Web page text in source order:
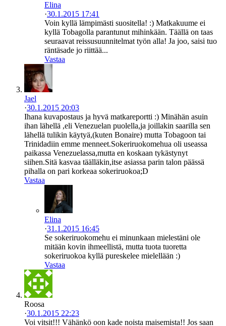
Elina
·30.1.2015 17:41
Voin kyllä lämpimästi suositella! :) Matkakuume ei
kyllä Tobagolla parantunut mihinkään. Täällä on taas
seuraavat reissusuunnitelmat työn alla! Ja joo, saisi tuo
räntäsade jo riittää...
Vastaa
Jael
·30.1.2015 20:03
Ihana kuvapostaus ja hyvä matkareportti :) Minähän asuin
ihan lähellä ,eli Venezuelan puolella,ja joillakin saarilla sen
lähellä tulikin käytyä,(kuten Bonaire) mutta Tobagoon tai
Trinidadiin emme menneet.Sokeriruokomehua oli useassa
paikassa Venezuelassa,mutta en koskaan tykästynyt
siihen.Sitä kasvaa täälläkin,itse asiassa parin talon päässä
pihalla on pari korkeaa sokeriruokoa;D
Vastaa
Elina
·31.1.2015 16:45
Se sokeriruokomehu ei minunkaan mielestäni ole
mitään kovin ihmeellistä, mutta tuota tuoretta
sokeriruokoa kyllä pureskelee mielellään :)
Vastaa
Roosa
·30.1.2015 22:23
Voi vitsit!!! Vähänkö oon kade noista maisemista!! Jos saan